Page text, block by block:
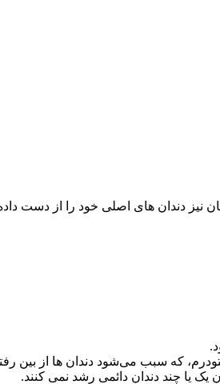
دندان ‌های اصلی خود را از دست داده
که سبب می‌شود دندان ها از بین